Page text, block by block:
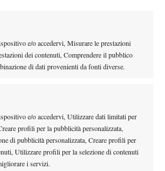
e/o accedervi, Misurare le prestazioni
dei contenuti, Comprendere il pubblico
di dati provenienti da fonti diverse.
e/o accedervi, Utilizzare dati limitati per
profili per la pubblicità personalizzata,
di pubblicità personalizzata, Creare profili per
Utilizzare profili per la selezione di contenuti
i servizi.
Federer, ci si aspetterebbe una
di lì. Niente da fare.
da Ferrer e Tsonga, che
tennis che conta ben oltre i 23, e
la prima volta nei dieci mediamente a
si pensi che, escludendo i più vecchi
cambi tanto.
di un anno ogni dieci.